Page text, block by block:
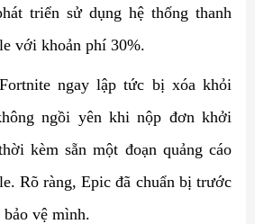
triển sử dụng hệ thống thanh
với khoản phí 30%.
ngay lập tức bị xóa khỏi
ngồi yên khi nộp đơn khởi
kèm sẵn một đoạn quảng cáo
Rõ ràng, Epic đã chuẩn bị trước
bảo vệ mình.